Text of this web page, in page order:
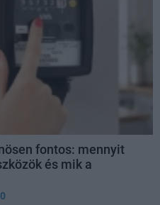
fontos: mennyit
és mik a